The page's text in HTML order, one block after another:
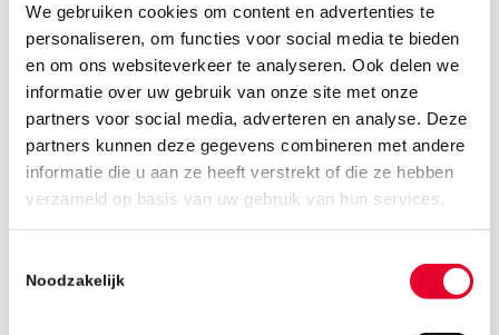
We gebruiken cookies om content en advertenties te
personaliseren, om functies voor social media te bieden
en om ons websiteverkeer te analyseren. Ook delen we
informatie over uw gebruik van onze site met onze
partners voor social media, adverteren en analyse. Deze
partners kunnen deze gegevens combineren met andere
informatie die u aan ze heeft verstrekt of die ze hebben
verzameld op basis van uw gebruik van hun services.
Noodzakelijk
13 mei 2019